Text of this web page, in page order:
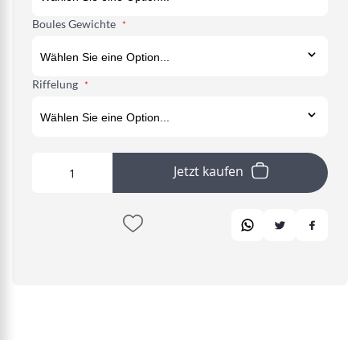
Boules Gewichte
Riffelung
Jetzt kaufen